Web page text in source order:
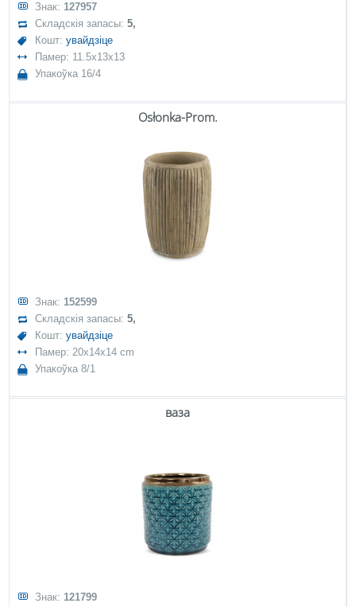
Знак: 127957
Складскія запасы:5,
Кошт:увайдзіце
Памер: 11.5x13x13
Упакоўка 16/4
Osłonka-Prom.
Знак: 152599
Складскія запасы:5,
Кошт:увайдзіце
Памер: 20x14x14 cm
Упакоўка 8/1
ваза
Знак: 121799